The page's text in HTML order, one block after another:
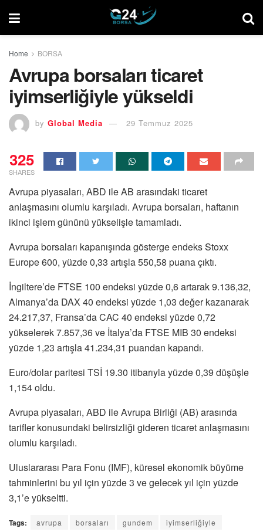
Home BORSA
Avrupa borsaları ticaret
iyimserliğiyle yükseldi
by Global Media 29 Temmuz 2025
325
SHARES
Avrupa piyasaları, ABD ile AB arasındaki ticaret
anlaşmasını olumlu karşıladı. Avrupa borsaları, haftanın
ikinci işlem gününü yükselişle tamamladı.
Avrupa borsaları kapanışında gösterge endeks Stoxx
Europe 600, yüzde 0,33 artışla 550,58 puana çıktı.
İngiltere’de FTSE 100 endeksi yüzde 0,6 artarak 9.136,32,
Almanya’da DAX 40 endeksi yüzde 1,03 değer kazanarak
24.217,37, Fransa’da CAC 40 endeksi yüzde 0,72
yükselerek 7.857,36 ve İtalya’da FTSE MIB 30 endeksi
yüzde 1,23 artışla 41.234,31 puandan kapandı.
Euro/dolar paritesi TSİ 19.30 itibarıyla yüzde 0,39 düşüşle
1,154 oldu.
Avrupa piyasaları, ABD ile Avrupa Birliği (AB) arasında
tarifler konusundaki belirsizliği gideren ticaret anlaşmasını
olumlu karşıladı.
Uluslararası Para Fonu (IMF), küresel ekonomik büyüme
tahminlerini bu yıl için yüzde 3 ve gelecek yıl için yüzde
3,1’e yükseltti.
Tags: avrupa borsaları gundem
iyimserliğiyle